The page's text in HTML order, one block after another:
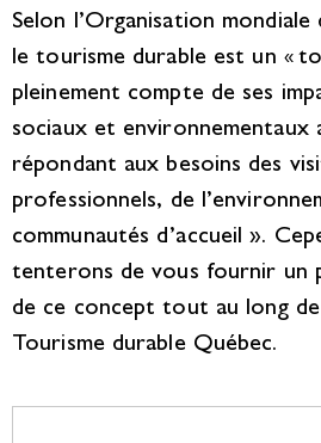
Selon l’Organisation
le tourisme durable est un «
pleinement compte de ses
sociaux et environnementaux
répondant aux besoins des
professionnels, de
communautés d’accueil ».
tenterons de vous fournir un
de ce concept tout au long
Tourisme durable Québec.